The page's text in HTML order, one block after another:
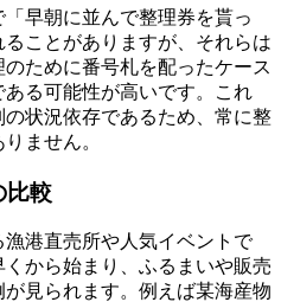
早朝に並んで整理券を貰っ
ことがありますが、それらは
ために番号札を配ったケース
る可能性が高いです。これ
状況依存であるため、常に整
ません。
比較
港直売所や人気イベントで
から始まり、ふるまいや販売
見られます。例えば某海産物